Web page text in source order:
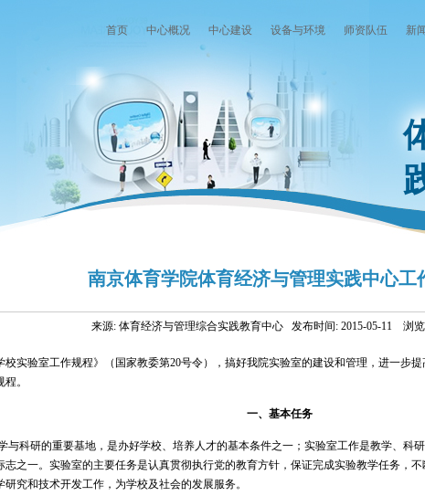
首页 中心概况 中心建设 设备与环境 师资队伍 新
南京体育学院体育经济与管理实践中心工
来源: 体育经济与管理综合实践教育中心 发布时间: 2015-05-11 浏
校实验室工作规程》（国家教委第20号令），搞好我院实验室的建设和管理，进一步
。
一、基本任务
与科研的重要基地，是办好学校、培养人才的基本条件之一；实验室工作是教学、科
志之一。实验室的主要任务是认真贯彻执行党的教育方针，保证完成实验教学任务，
究和技术开发工作，为学校及社会的发展服务。